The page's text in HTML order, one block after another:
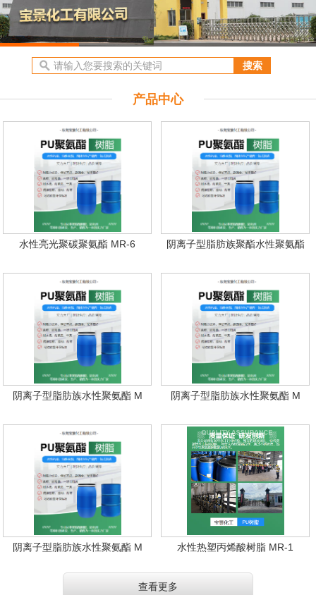
产品中心
水性亮光聚碳聚氨酯 MR-6 阴离子型脂肪族聚酯水性聚氨酯
阴离子型脂肪族水性聚氨酯 M 阴离子型脂肪族水性聚氨酯 M
阴离子型脂肪族水性聚氨酯 M 水性热塑丙烯酸树脂 MR-1
查看更多